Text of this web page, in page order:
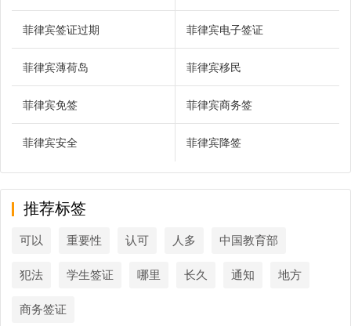
菲律宾签证过期 菲律宾电子签证
菲律宾薄荷岛 菲律宾移民
菲律宾免签 菲律宾商务签
菲律宾安全 菲律宾降签
推荐标签
可以 重要性 认可 人多 中国教育部
犯法 学生签证 哪里 长久 通知 地方
商务签证